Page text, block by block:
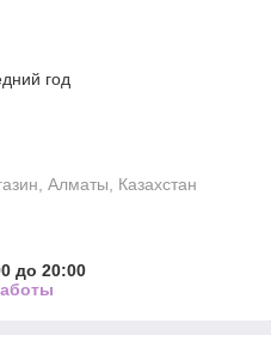
год
Алматы, Казахстан
до 20:00